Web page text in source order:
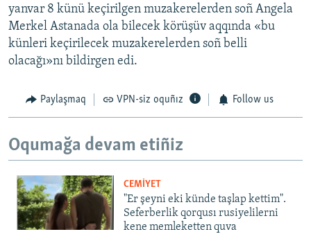
yanvar 8 künü keçirilgen muzakerelerden soñ Angela
Merkel Astanada ola bilecek körüşüv aqqında «bu
künleri keçirilecek muzakerelerden soñ belli
olacağı»nı bildirgen edi.
Paylaşmaq VPN-siz oquñız Follow us
Oqumağa devam etiñiz
CEMİYET
"Er şeyni eki künde taşlap kettim".
Seferberlik qorqusı rusiyelilerni
kene memleketten quva